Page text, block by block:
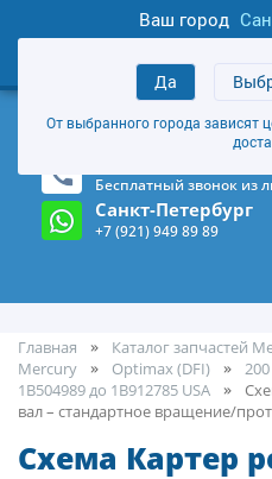
Ваш город
Да
От выбранного города зависят
товаров
+7 (921) 949 89 89
Магазин и склад в
Бесплатный звонок из
Санкт-Петербург
+7 (921) 949 89 89
Главная Каталог запчастей
Mercury
Optimax (DFI)
1B504989 до 1B912785 USA
вал – стандартное вращение/
Cхема Картер